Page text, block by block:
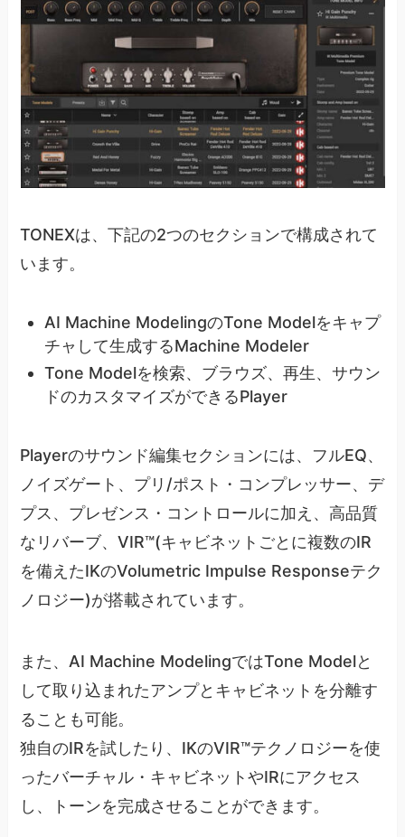
TONEXは、下記の2つのセクションで構成されて
います。
AI Machine ModelingのTone Modelをキャプ
チャして生成するMachine Modeler
Tone Modelを検索、ブラウズ、再生、サウン
ドのカスタマイズができるPlayer
Playerのサウンド編集セクションには、フルEQ、
ノイズゲート、プリ/ポスト・コンプレッサー、デ
プス、プレゼンス・コントロールに加え、高品質
なリバーブ、VIR™(キャビネットごとに複数のIR
を備えたIKのVolumetric Impulse Responseテク
ノロジー)が搭載されています。
また、AI Machine ModelingではTone Modelと
して取り込まれたアンプとキャビネットを分離す
ることも可能。
独自のIRを試したり、IKのVIR™テクノロジーを使
ったバーチャル・キャビネットやIRにアクセス
し、トーンを完成させることができます。